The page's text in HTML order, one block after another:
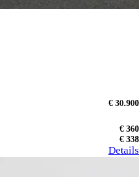
€ 30.900
€ 360
€ 338
Details